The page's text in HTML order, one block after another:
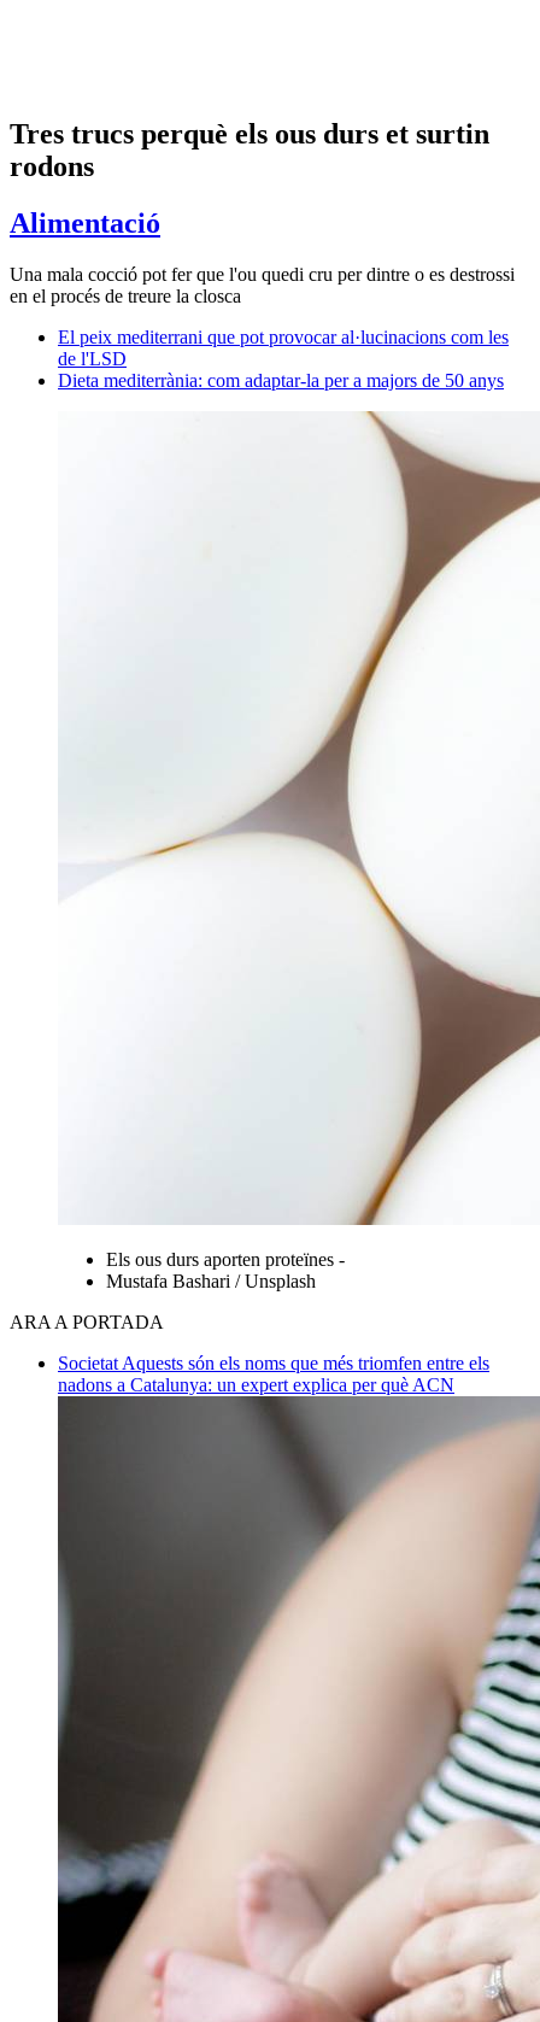
Tres trucs perquè els ous durs et surtin
rodons
Alimentació
Una mala cocció pot fer que l'ou quedi cru per dintre o es destrossi
en el procés de treure la closca
El peix mediterrani que pot provocar al·lucinacions com les
de l'LSD
Dieta mediterrània: com adaptar-la per a majors de 50 anys
Els ous durs aporten proteïnes -
Mustafa Bashari / Unsplash
ARA A PORTADA
Societat Aquests són els noms que més triomfen entre els
nadons a Catalunya: un expert explica per què ACN